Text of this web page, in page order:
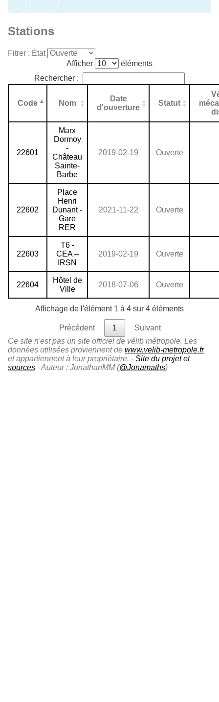
Stations
Fitrer : État
Afficher
éléments
Rechercher :
Code Nom
Date
d'ouverture
Statut
22601
Marx
Dormoy
-
Château
Sainte-
Barbe
2019-02-19 Ouverte
22602
Place
Henri
Dunant -
Gare
RER
2021-11-22 Ouverte
22603
T6 -
CEA –
IRSN
2019-02-19 Ouverte
22604
Hôtel de
Ville
2018-07-06 Ouverte
Affichage de l'élément 1 à 4 sur 4 éléments
Précédent 1
Suivant
Ce site n'est pas un site officiel de vélib métropole. Les
données utilisées proviennent de www.velib-metropole.fr
et appartiennent à leur propriétaire. - Site du projet et
sources - Auteur : JonathanMM (@Jonamaths)